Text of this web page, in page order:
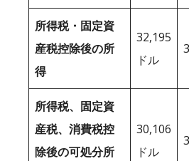
所得税・固定資
産税控除後の所
得
32,195
ドル
所得税、固定資
産税、消費税控
除後の可処分所
30,106
ドル